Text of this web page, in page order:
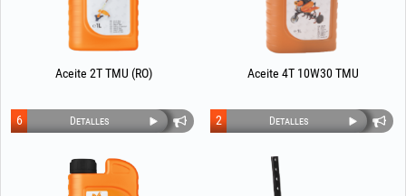
Aceite 2T TMU (RO)
Detalles
6
Aceite 4T 10W30 TMU
Detalles
2